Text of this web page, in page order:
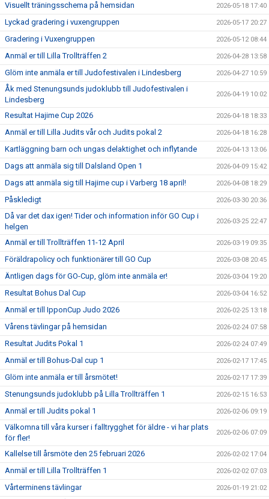
Visuellt träningsschema på hemsidan 2026-05-18 17:40
Lyckad gradering i vuxengruppen 2026-05-17 20:27
Gradering i Vuxengruppen 2026-05-12 08:44
Anmäl er till Lilla Trollträffen 2 2026-04-28 13:58
Glöm inte anmäla er till Judofestivalen i Lindesberg 2026-04-27 10:59
Åk med Stenungsunds judoklubb till Judofestivalen i
Lindesberg
2026-04-19 10:02
Resultat Hajime Cup 2026 2026-04-18 18:33
Anmäl er till Lilla Judits vår och Judits pokal 2 2026-04-18 16:28
Kartläggning barn och ungas delaktighet och inflytande 2026-04-13 13:06
Dags att anmäla sig till Dalsland Open 1 2026-04-09 15:42
Dags att anmäla sig till Hajime cup i Varberg 18 april! 2026-04-08 18:29
Påskledigt 2026-03-30 20:36
Då var det dax igen! Tider och information inför GO Cup i
helgen
2026-03-25 22:47
Anmäl er till Trollträffen 11-12 April 2026-03-19 09:35
Föräldrapolicy och funktionärer till GO Cup 2026-03-08 20:45
Äntligen dags för GO-Cup, glöm inte anmäla er! 2026-03-04 19:20
Resultat Bohus Dal Cup 2026-03-04 16:52
Anmäl er till IpponCup Judo 2026 2026-02-25 13:18
Vårens tävlingar på hemsidan 2026-02-24 07:58
Resultat Judits Pokal 1 2026-02-24 07:49
Anmäl er till Bohus-Dal cup 1 2026-02-17 17:45
Glöm inte anmäla er till årsmötet! 2026-02-17 17:39
Stenungsunds judoklubb på Lilla Trollträffen 1 2026-02-15 16:53
Anmäl er till Judits pokal 1 2026-02-06 09:19
Välkomna till våra kurser i falltrygghet för äldre - vi har plats
för fler!
2026-02-06 07:09
Kallelse till årsmöte den 25 februari 2026 2026-02-02 17:04
Anmäl er till Lilla Trollträffen 1 2026-02-02 07:03
Vårterminens tävlingar 2026-01-19 21:02